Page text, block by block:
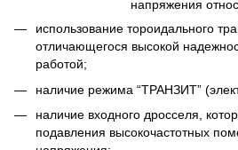
напряжения
использование тороидального
отличающегося высокой
работой;
наличие режима “ТРАНЗИТ”
наличие входного дросселя,
подавления высокочастотных